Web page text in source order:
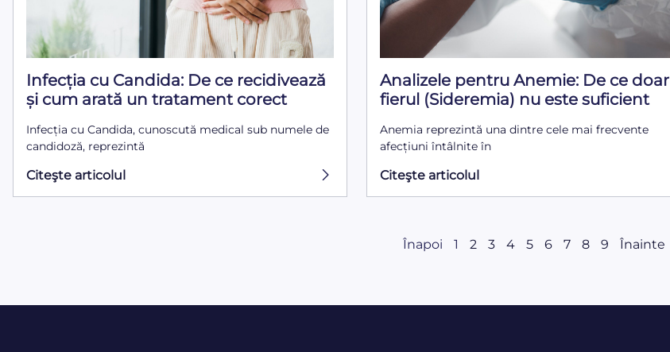
Infecția cu Candida: De ce recidivează
și cum arată un tratament corect
Infecția cu Candida, cunoscută medical sub numele de
candidoză, reprezintă
Citeşte articolul
Analizele pentru Anemie: De ce doar
fierul (Sideremia) nu este suficient
Anemia reprezintă una dintre cele mai frecvente
afecțiuni întâlnite în
Citeşte articolul
Înapoi 1 2 3 4 5 6 7 8 9 Înainte